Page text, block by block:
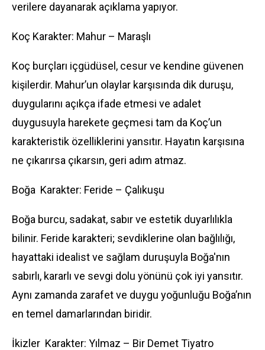
verilere dayanarak açıklama yapıyor.
Koç Karakter: Mahur – Maraşlı
Koç burçları içgüdüsel, cesur ve kendine güvenen
kişilerdir. Mahur’un olaylar karşısında dik duruşu,
duygularını açıkça ifade etmesi ve adalet
duygusuyla harekete geçmesi tam da Koç’un
karakteristik özelliklerini yansıtır. Hayatın karşısına
ne çıkarırsa çıkarsın, geri adım atmaz.
Boğa Karakter: Feride – Çalıkuşu
Boğa burcu, sadakat, sabır ve estetik duyarlılıkla
bilinir. Feride karakteri; sevdiklerine olan bağlılığı,
hayattaki idealist ve sağlam duruşuyla Boğa'nın
sabırlı, kararlı ve sevgi dolu yönünü çok iyi yansıtır.
Aynı zamanda zarafet ve duygu yoğunluğu Boğa’nın
en temel damarlarından biridir.
İkizler Karakter: Yılmaz – Bir Demet Tiyatro